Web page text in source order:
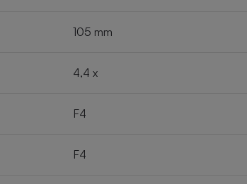
105 mm
4,4 x
F4
F4